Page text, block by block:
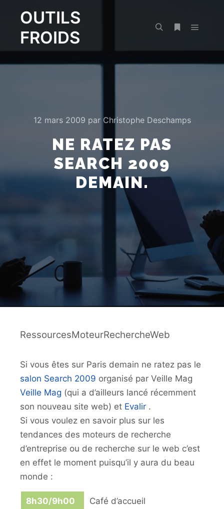
OUTILS
FROIDS
12 mars 2009 par Christophe Deschamps
NE RATEZ PAS
SEARCH 2009
DEMAIN.
RessourcesMoteurRechercheWeb
Si vous êtes sur Paris demain ne ratez pas le
salon Search 2009 organisé par Veille Mag
Veille Mag (qui a d’ailleurs lancé récemment
son nouveau site web) et Evalir .
Si vous voulez en savoir plus sur les
tendances des moteurs de recherche
d’entreprise ou de recherche sur le web c’est
en effet le moment puisqu’il y aura du beau
monde :
8h30/9h00 Café d’accueil